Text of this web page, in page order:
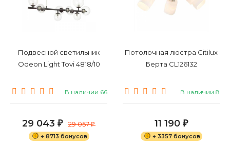
Подвесной светильник
Odeon Light Tovi 4818/10
В наличии 66
29 043 ₽ 29 057₽
+ 8713 бонусов
Потолочная люстра Citilux
Берта CL126132
В наличии 8
11 190 ₽
+ 3357 бонусов